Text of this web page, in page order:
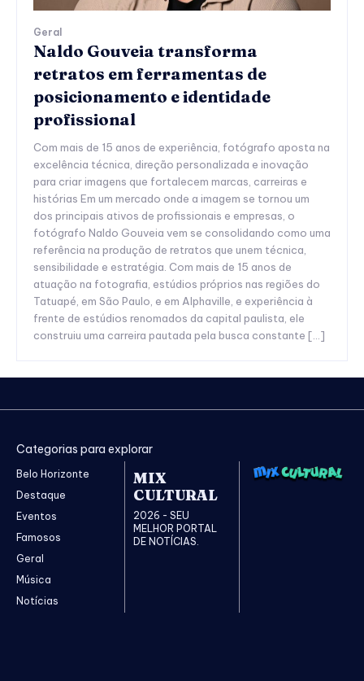
Geral
Naldo Gouveia transforma
retratos em ferramentas de
posicionamento e identidade
profissional
Com mais de 15 anos de experiência, fotógrafo aposta na
excelência técnica, direção personalizada e inovação
para criar imagens que fortalecem marcas, carreiras e
histórias Em um mercado onde a imagem se tornou um
dos principais ativos de profissionais e empresas, o
fotógrafo Naldo Gouveia vem se consolidando como uma
referência na produção de retratos que unem técnica,
sensibilidade e estratégia. Com mais de 15 anos de
atuação na fotografia, estúdios próprios nas regiões do
Tatuapé, em São Paulo, e em Alphaville, e experiência à
frente de estúdios renomados da capital paulista, ele
construiu uma carreira pautada pela busca constante […]
Categorias para explorar
Belo Horizonte
Destaque
Eventos
Famosos
Geral
Música
Notícias
MIX
CULTURAL
2026 - SEU
MELHOR PORTAL
DE NOTÍCIAS.